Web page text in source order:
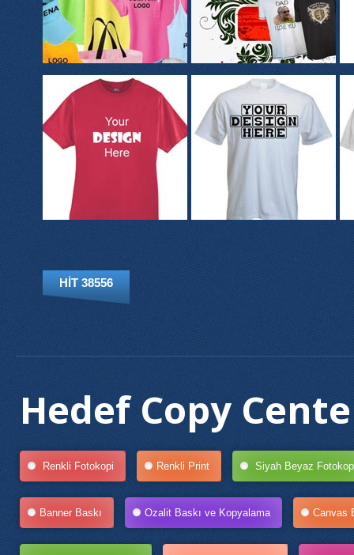
HIT 38556
Hedef Copy
Renkli Fotokopi Renkli Print Siyah Beyaz
Banner Baskı Ozalit Baskı ve Kopyalama Canvas